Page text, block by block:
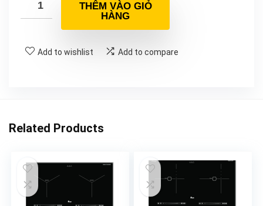
THÊM VÀO GIỎ
HÀNG
Add to wishlist Add to compare
Related Products